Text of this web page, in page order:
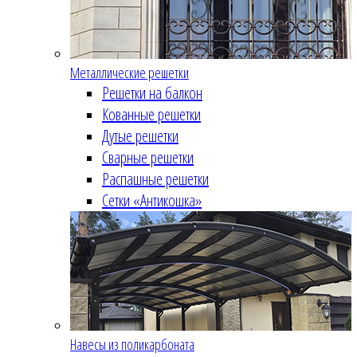
Металлические решетки
Решетки на балкон
Кованные решетки
Дутые решетки
Сварные решетки
Распашные решетки
Сетки «Антикошка»
Навесы из поликарбоната